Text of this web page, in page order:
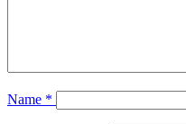
Name *